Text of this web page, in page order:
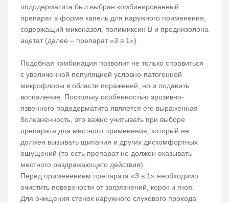
пододерматита был выбран комбинированный
препарат в форме капель для наружного применения,
содержащий миконазол, полимиксин В и преднизолона
ацетат (далее – препарат «3 в 1»).
Подобная комбинация позволит не только справиться
с увеличенной популяцией условно-патогенной
микрофлоры в области поражений, но и подавить
воспаление. Поскольку особенностью эрозивно-
язвенного пододерматита является его выраженная
болезненность, это важно учитывать при выборе
препарата для местного применения, который не
должен вызывать щипания и других дискомфортных
ощущений (то есть препарат не должен оказывать
местного раздражающего действия).
Перед применением препарата «3 в 1» необходимо
очистить поверхности от загрязнений, корок и гноя.
Для очищения стенок наружного слухового прохода